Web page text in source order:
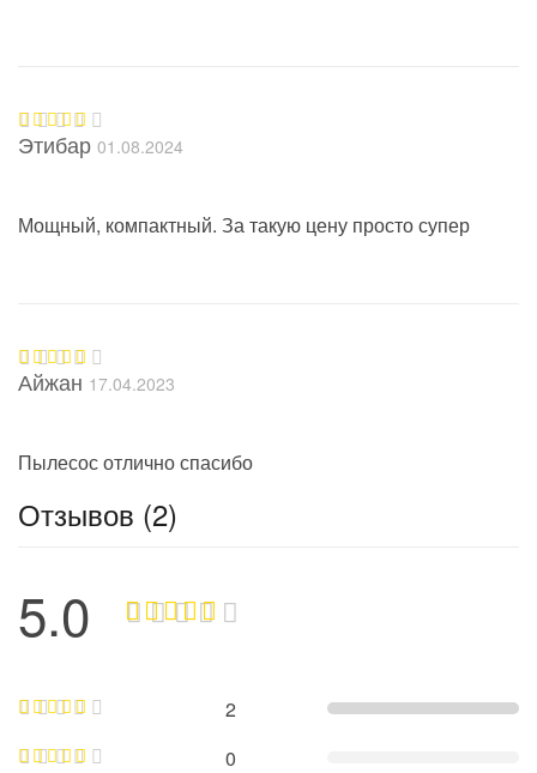
Оценка5
Этибар 01.08.2024
Мощный, компактный. За такую цену просто супер
Оценка5
Айжан 17.04.2023
Пылесос отлично спасибо
Отзывов (2)
5.0
2
0